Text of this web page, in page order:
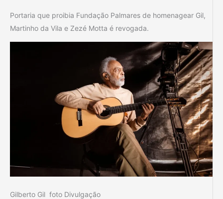
Portaria que proibia Fundação Palmares de homenagear Gil,
Martinho da Vila e Zezé Motta é revogada.
Gilberto Gil foto Divulgação